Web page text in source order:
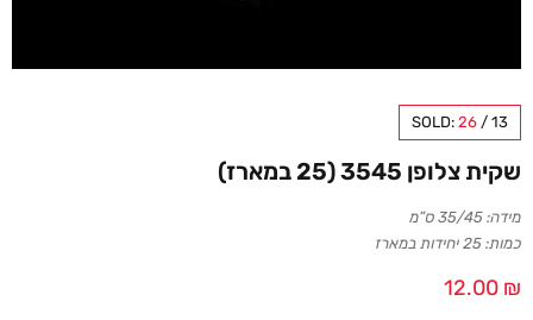
SOLD: 26 / 13
שקית צלופן 3545 (25 במארז)
מידה: 35/45 ס”מ
כמות: 25 יחידות במארז
12.00 ₪